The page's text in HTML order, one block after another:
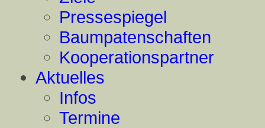
Pressespiegel
Baumpatenschaften
Kooperationspartner
Aktuelles
Infos
Termine